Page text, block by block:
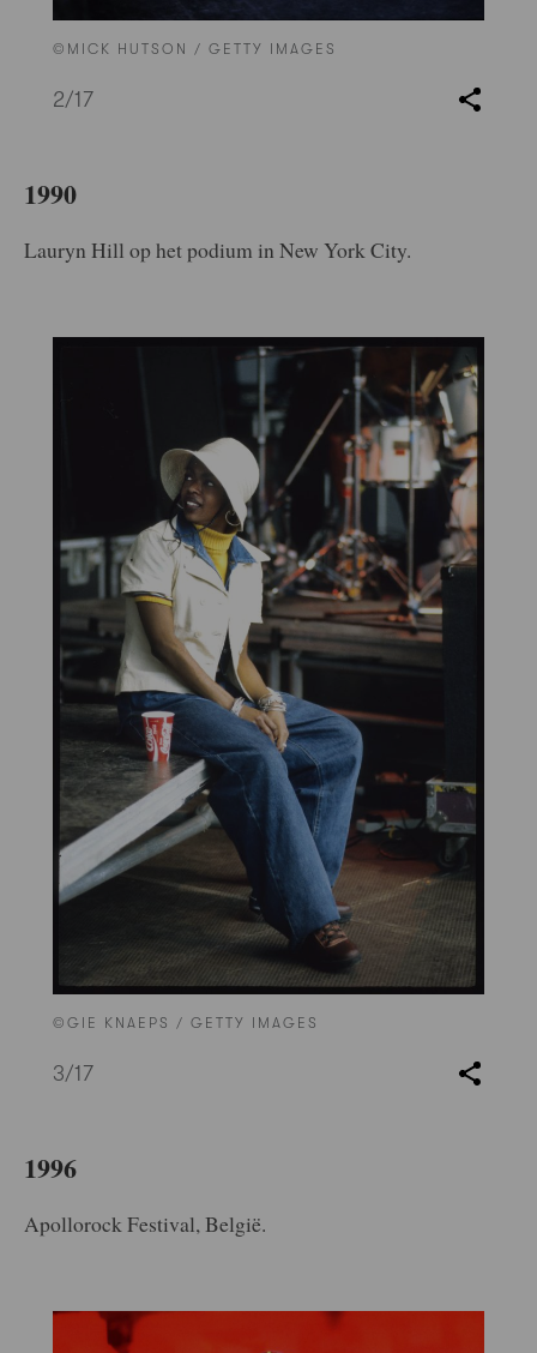
©MICK HUTSON / GETTY IMAGES
2/17
1990
Lauryn Hill op het podium in New York City.
©GIE KNAEPS / GETTY IMAGES
3/17
1996
Apollorock Festival, België.